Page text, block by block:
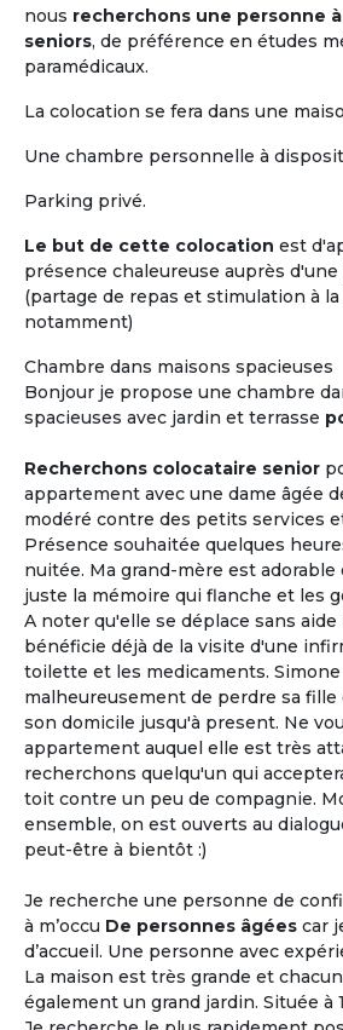
nous recherchons une personne
seniors, de préférence en études
paramédicaux.
La colocation se fera dans une
Une chambre personnelle à
Parking privé.
Le but de cette colocation est
présence chaleureuse auprès d'une
(partage de repas et stimulation à
notamment)
Chambre dans maisons spacieuses
Bonjour je propose une chambre
spacieuses avec jardin et terrasse
Recherchons colocataire senior
appartement avec une dame âgée
modéré contre des petits services
Présence souhaitée quelques
nuitée. Ma grand-mère est adorable
juste la mémoire qui flanche et les
A noter qu'elle se déplace sans
bénéficie déjà de la visite d'une
toilette et les medicaments.
malheureusement de perdre sa fille
son domicile jusqu'à present. Ne
appartement auquel elle est très
recherchons quelqu'un qui
toit contre un peu de compagnie.
ensemble, on est ouverts au
peut-être à bientôt :)
Je recherche une personne de
à m’occu De personnes âgées car
d’accueil. Une personne avec
La maison est très grande et
également un grand jardin. Située à